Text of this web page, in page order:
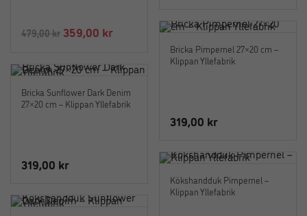
479,00kr Det
priset
479,00 kr.
359,00 krDet
priset
359,00 kr.
Bricka Pimpernel 27×20 cm –
Klippan Yllefabrik
319,00 kr
Bricka Sunflower Dark Denim
27×20 cm – Klippan Yllefabrik
319,00 kr
Kökshandduk Pimpernel –
Klippan Yllefabrik